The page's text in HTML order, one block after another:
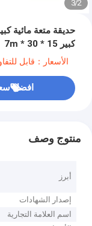
2
/
3
حديقة متعة مائية
كبير 15 * 30 * 7m
الأسعار：قابل
افضل
منتوج وصف
أبرز
إصدار الشهادات
اسم العلامة التجارية